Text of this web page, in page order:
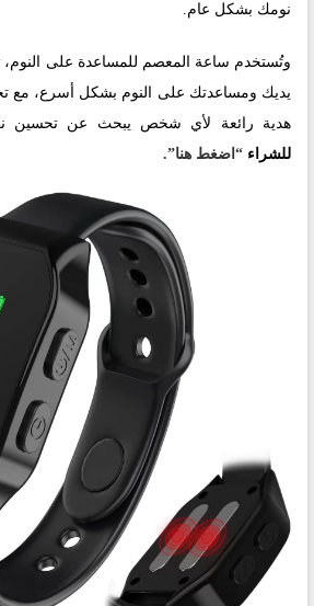
نومك بشكل عام.
وتُستخدم ساعة المعصم للمساعدة على النوم،
يديك ومساعدتك على النوم بشكل أسرع، مع
هدية رائعة لأي شخص يبحث عن تحسين
للشراء “اضغط هنا”.